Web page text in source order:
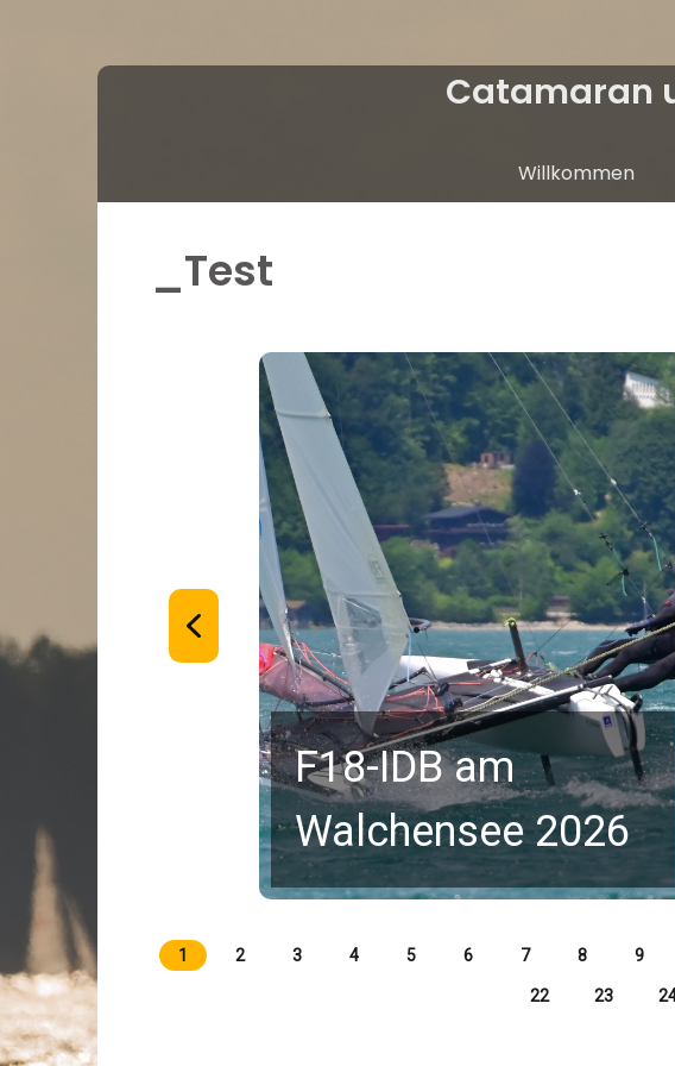
Catamaran
Willkommen
_Test
F18-IDB am
Walchensee 2026
1 2 3 4 5 6 7 8 9
22 23